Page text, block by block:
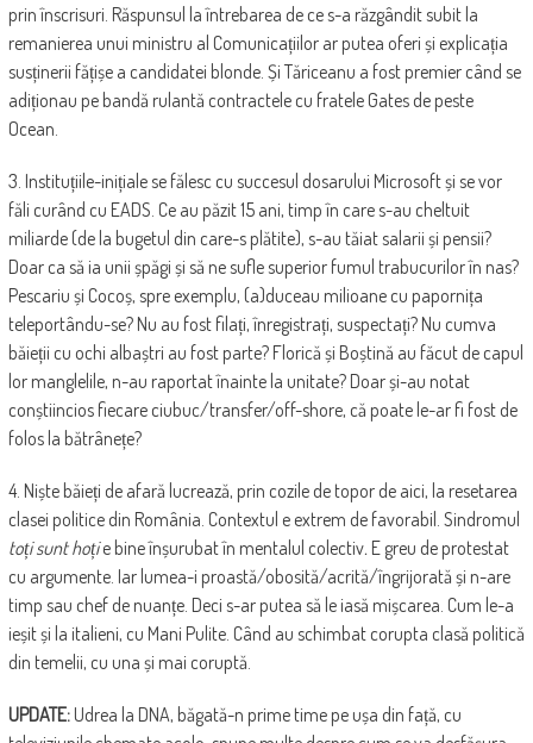
prin înscrisuri. Răspunsul la întrebarea de ce s-a răzgândit subit la
remanierea unui ministru al Comunicațiilor ar putea oferi și explicația
susținerii fățișe a candidatei blonde. Și Tăriceanu a fost premier când se
adiționau pe bandă rulantă contractele cu fratele Gates de peste
Ocean.
3. Instituțiile-inițiale se fălesc cu succesul dosarului Microsoft și se vor
făli curând cu EADS. Ce au păzit 15 ani, timp în care s-au cheltuit
miliarde (de la bugetul din care-s plătite), s-au tăiat salarii și pensii?
Doar ca să ia unii șpăgi și să ne sufle superior fumul trabucurilor în nas?
Pescariu și Cocoș, spre exemplu, (a)duceau milioane cu papornița
teleportându-se? Nu au fost filați, înregistrați, suspectați? Nu cumva
băieții cu ochi albaștri au fost parte? Florică și Boștină au făcut de capul
lor manglelile, n-au raportat înainte la unitate? Doar și-au notat
conștiincios fiecare ciubuc/transfer/off-shore, că poate le-ar fi fost de
folos la bătrânețe?
4. Niște băieți de afară lucrează, prin cozile de topor de aici, la resetarea
clasei politice din România. Contextul e extrem de favorabil. Sindromul
toți sunt hoție bine înșurubat în mentalul colectiv. E greu de protestat
cu argumente. Iar lumea-i proastă/obosită/acrită/îngrijorată și n-are
timp sau chef de nuanțe. Deci s-ar putea să le iasă mișcarea. Cum le-a
ieșit și la italieni, cu Mani Pulite. Când au schimbat corupta clasă politică
din temelii, cu una și mai coruptă.
UPDATE:Udrea la DNA, băgată-n prime time pe ușa din față, cu